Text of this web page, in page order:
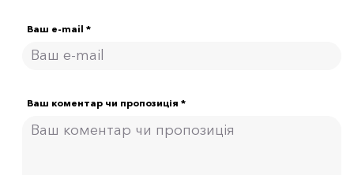
Ваш e-mail *
Ваш коментар чи пропозиція *